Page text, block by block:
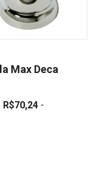
Max Deca
R$70,24 -